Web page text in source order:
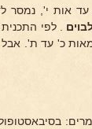
אות י', נמסר
. לפי
כ' עד ת'.
בסיבאסטופול), י'